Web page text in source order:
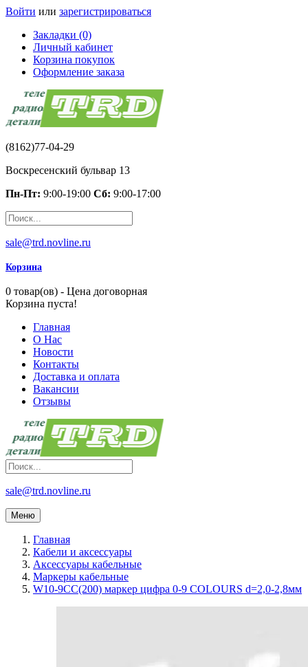
Войти или зарегистрироваться
Закладки (0)
Личный кабинет
Корзина покупок
Оформление заказа
(8162)77-04-29
Воскресенский бульвар 13
Пн-Пт: 9:00-19:00 Сб: 9:00-17:00
sale@trd.novline.ru
Корзина
0 товар(ов) - Цена договорная
Корзина пуста!
Главная
О Нас
Новости
Контакты
Доставка и оплата
Вакансии
Отзывы
sale@trd.novline.ru
Меню
Главная
Кабели и аксессуары
Аксессуары кабельные
Маркеры кабельные
W10-9CC(200) маркер цифра 0-9 COLOURS d=2,0-2,8мм